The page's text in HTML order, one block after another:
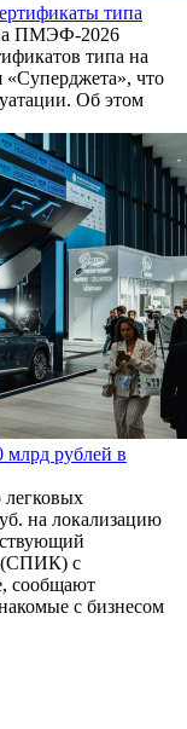
типа
ПМЭФ-2026
типа на
«Суперджета», что
Об этом
млрд рублей в
на локализацию
(СПИК) с
сообщают
с бизнесом